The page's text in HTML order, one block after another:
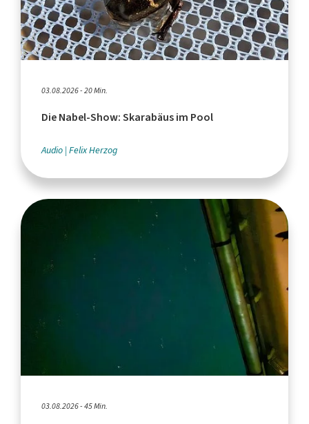
03.08.2026 - 20 Min.
Die Nabel-Show: Skarabäus im Pool
Audio Felix Herzog
03.08.2026 - 45 Min.